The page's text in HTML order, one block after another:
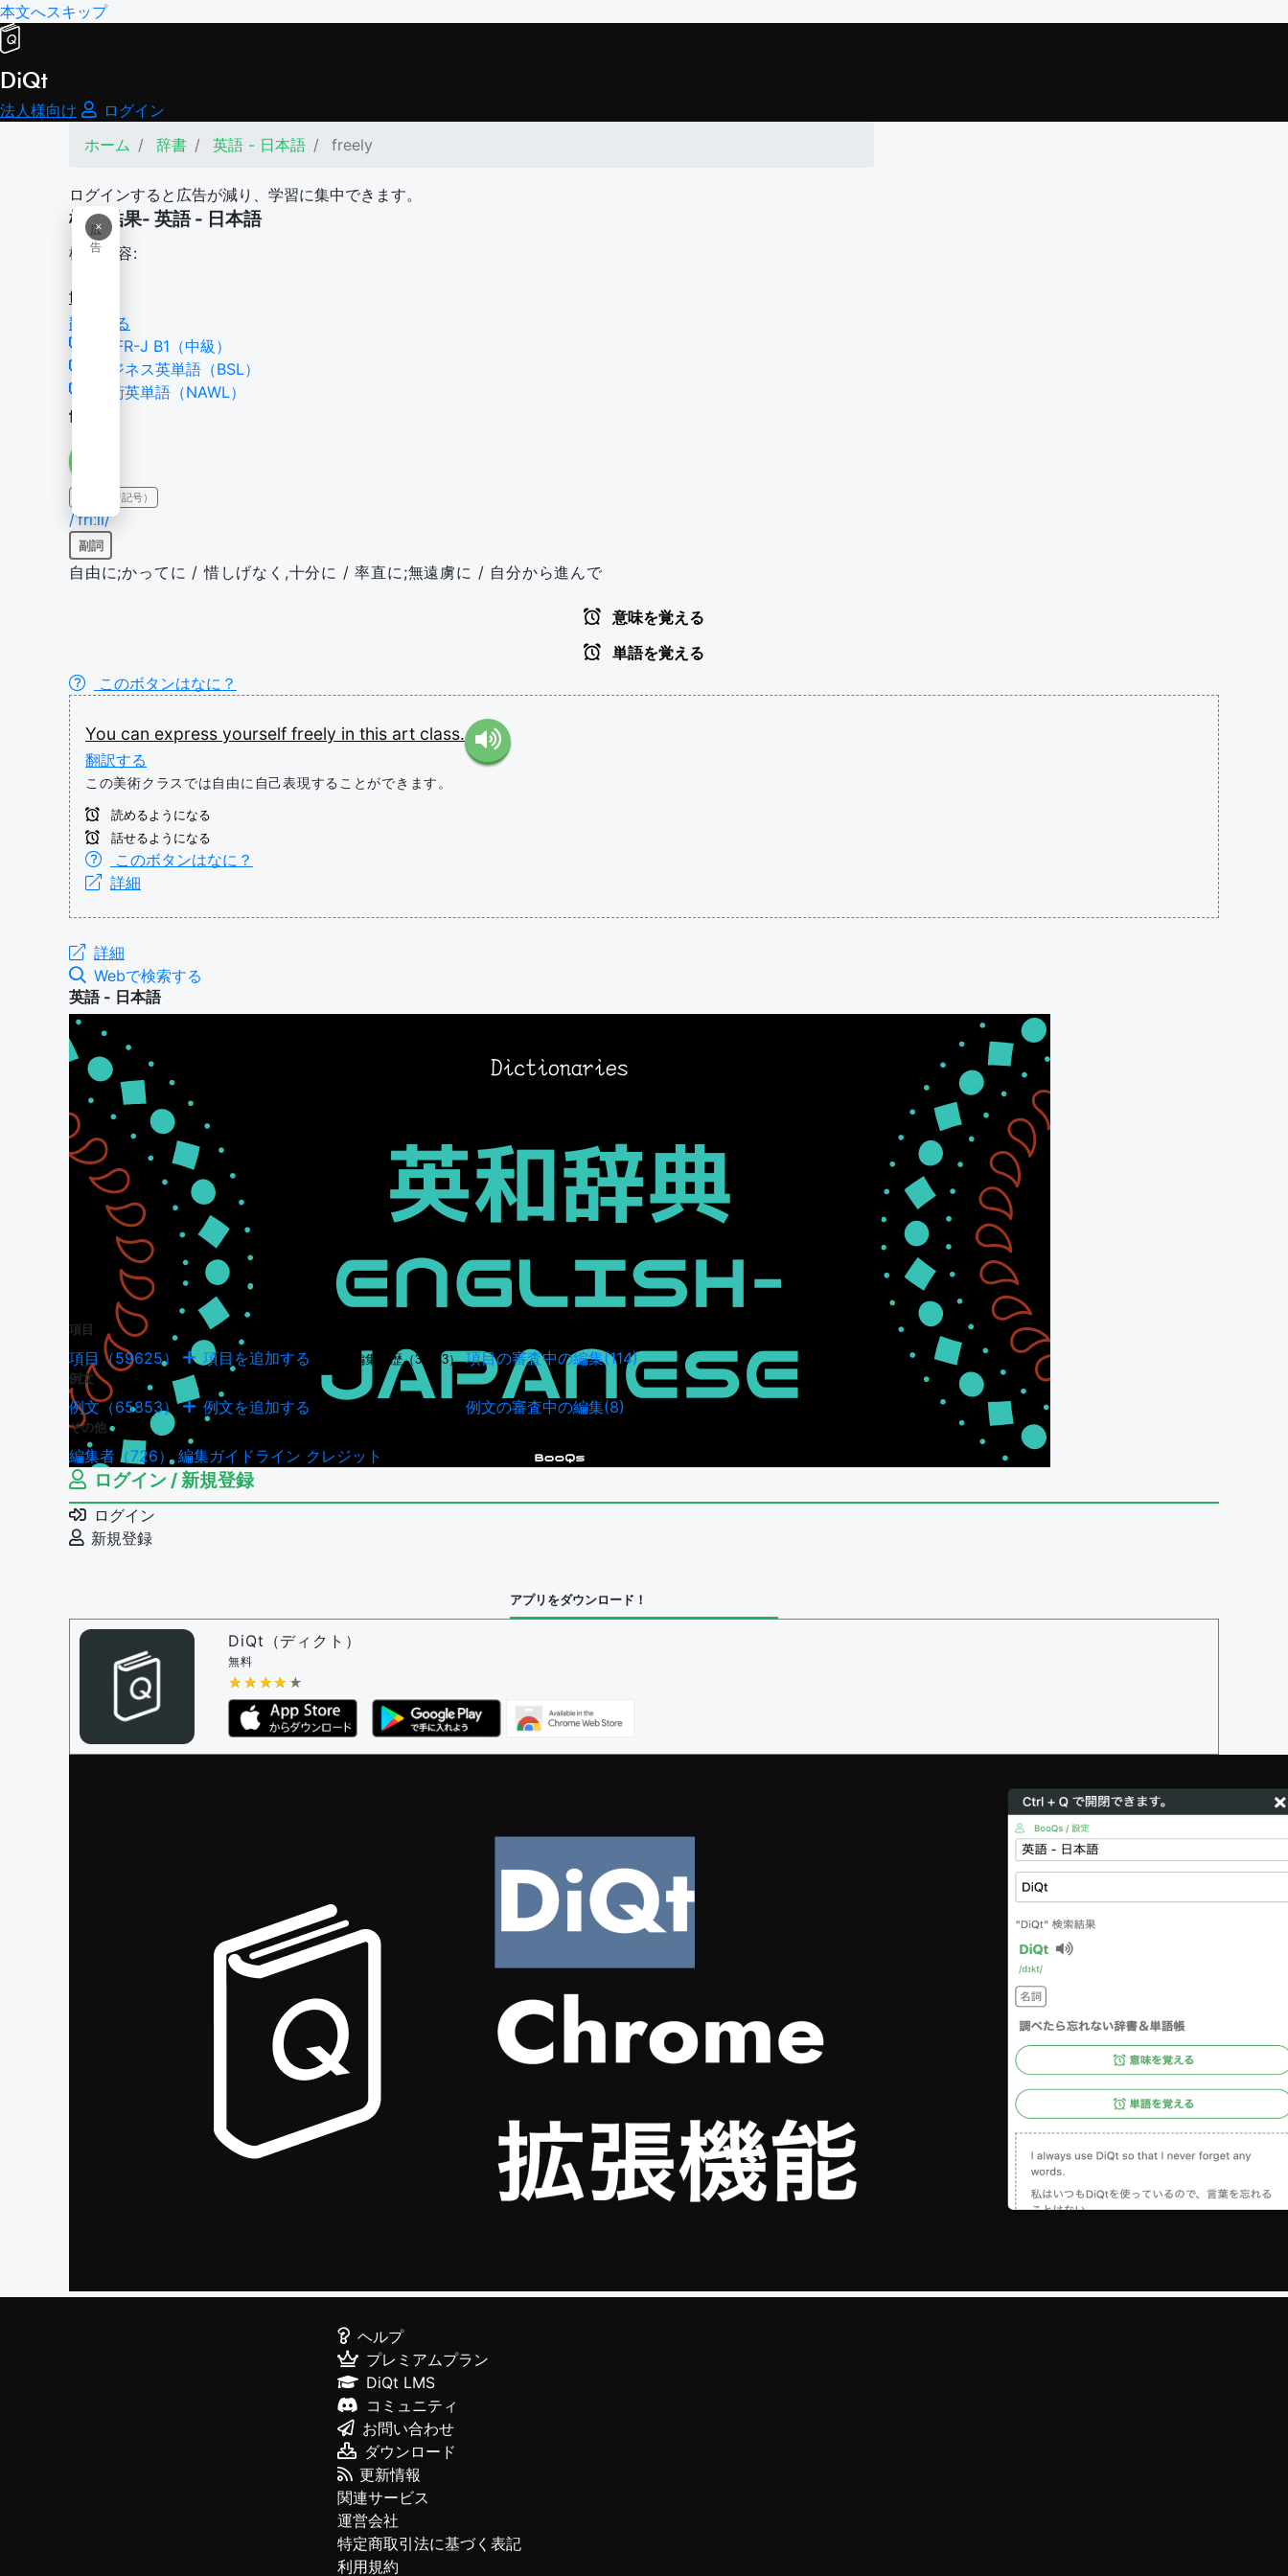
本文へスキップ
DiQt
法人様向け
ログイン
ホーム
辞書 英語 - 日本語 freely
ログインすると広告が減り、学習に集中できます。
×
広
告
検索結果- 英語 - 日本語
検索内容:
freely
翻訳する
CEFR-J B1（中級）
ビジネス英単語（BSL）
学術英単語（NAWL）
freely
IPA（発音記号）
/ˈfriːli/
副詞
自由に;かってに / 惜しげなく,十分に / 率直に;無遠虜に / 自分から進んで
意味を覚える
単語を覚える
このボタンはなに？
You can express yourself freely in this art class.
翻訳する
この美術クラスでは自由に自己表現することができます。
読めるようになる
話せるようになる
このボタンはなに？
詳細
詳細
Webで検索する
英語 - 日本語
項目
項目（59625） 項目を追加する 項目の編集履歴（34943） 項目の審査中の編集(114)
例文
例文（65853） 例文を追加する 例文の審査中の編集(8)
その他
編集者（726）編集ガイドライン クレジット
ログイン / 新規登録
ログイン
新規登録
アプリをダウンロード！
DiQt（ディクト）
無料
★★★★★
★★★★★
ヘルプ
プレミアムプラン
DiQt LMS
コミュニティ
お問い合わせ
ダウンロード
更新情報
関連サービス
運営会社
特定商取引法に基づく表記
利用規約